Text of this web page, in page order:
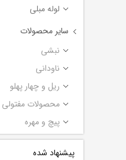
لوله مبلی
سایر محصولات
نبشی
ناودانی
ریل و چهار پهلو
محصولات مفتولی
پیچ و مهره
پیشنهاد شده